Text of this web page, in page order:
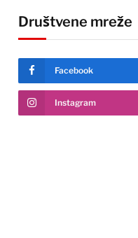
Društvene mreže
Facebook
Instagram